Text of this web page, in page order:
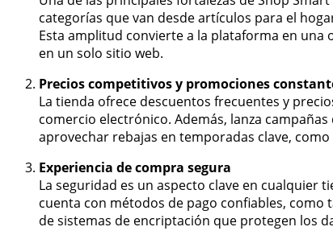
categorías que van desde artículos para el
Esta amplitud convierte a la plataforma en una
en un solo sitio web.
Precios competitivos y promociones
La tienda ofrece descuentos frecuentes y
comercio electrónico. Además, lanza
aprovechar rebajas en temporadas clave,
Experiencia de compra segura
La seguridad es un aspecto clave en cualquier
cuenta con métodos de pago confiables,
de sistemas de encriptación que protegen los